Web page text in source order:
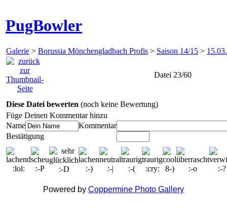
PugBowler
Galerie > Borussia Mönchengladbach Profis > Saison 14/15 >
Datei 23/60
Diese Datei bewerten (noch keine Bewertung)
Füge Deinen Kommentar hinzu
Name
Kommentar
Bestätigung
Powered by Coppermine Photo Gallery